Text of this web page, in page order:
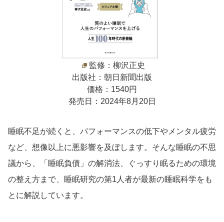
監修：柳沢正史
出版社：朝日新聞出版
価格：1540円
発売日：2024年8月20日
睡眠不足が続くと、パフォーマンスの低下やメンタル疲労
など、想像以上に悪影響を及ぼします。そんな睡眠の不思
議から、「睡眠負債」の解消法、ぐっすり眠るための環境
の整え方まで、睡眠研究の第1人者が最新の睡眠科学をも
とに解説しています。